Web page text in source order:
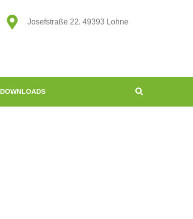
Josefstraße 22, 49393 Lohne
DOWNLOADS